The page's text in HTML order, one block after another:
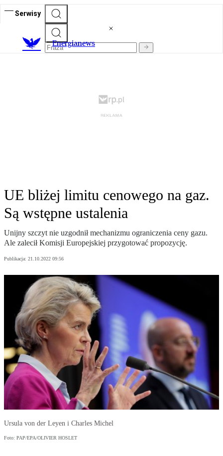
Serwisy
Energianews
UE bliżej limitu cenowego na gaz.
Są wstępne ustalenia
Unijny szczyt nie uzgodnił mechanizmu ograniczenia ceny gazu.
Ale zalecił Komisji Europejskiej przygotować propozycję.
Publikacja: 21.10.2022 09:56
Ursula von der Leyen i Charles Michel
Foto: PAP/EPA/OLIVIER HOSLET